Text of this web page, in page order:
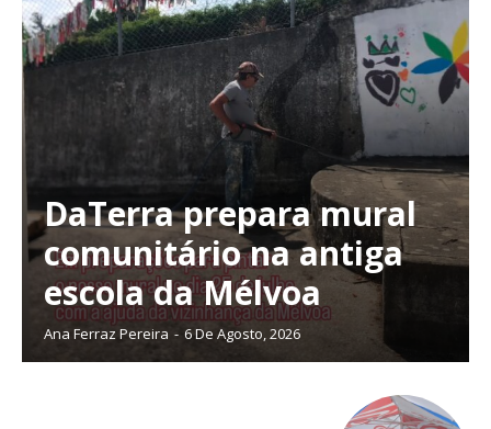
Faça-se assinante do Região de Cister e ajude-nos a manter este serviço
público!
Sendo assinante terá acesso a todos os conteúdos exclusivos e versões
digitais.
Escolha o plano de assinatura desejado:
ASSINATURA
IMPRESSA
32€
DaTerra prepara mural
comunitário na antiga
escola da Mélvoa
Ana Ferraz Pereira - 6 De Agosto, 2026